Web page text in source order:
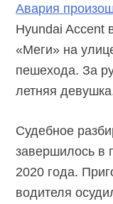
Авария
Hyundai Accent
«Меги» на
пешехода. За
летняя
Судебное
завершилось в
2020 года.
водителя